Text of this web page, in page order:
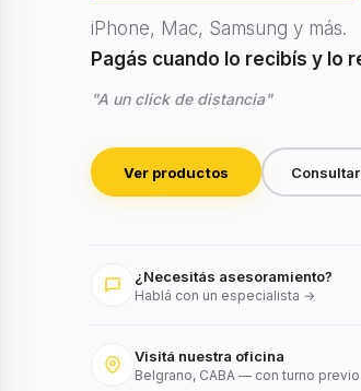
iPhone, Mac, Samsung y más.
Pagás cuando lo recibís y lo
"A un click de distancia"
Ver productos Consultar
¿Necesitás asesoramiento?
Hablá con un especialista →
Visitá nuestra oficina
Belgrano, CABA — con turno